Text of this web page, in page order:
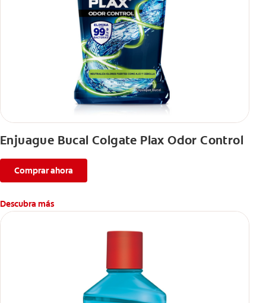
Enjuague Bucal Colgate Plax Odor Control
Comprar ahora
Descubra más